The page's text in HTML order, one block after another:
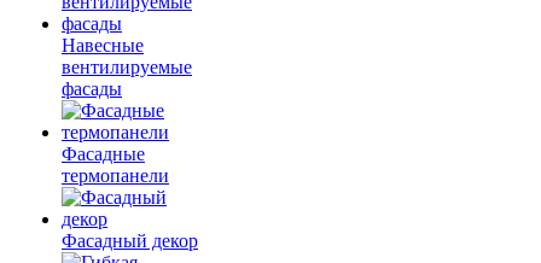
Навесные
вентилируемые
фасады
Фасадные
термопанели
Фасадный декор